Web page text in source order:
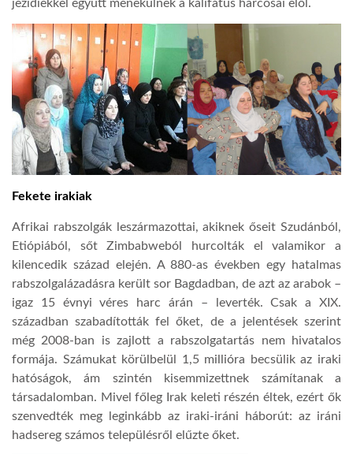
jezidiekkel együtt menekülnek a kalifátus harcosai elől.
Fekete irakiak
Afrikai rabszolgák leszármazottai, akiknek őseit Szudánból,
Etiópiából, sőt Zimbabweból hurcolták el valamikor a
kilencedik század elején. A 880-as években egy hatalmas
rabszolgalázadásra került sor Bagdadban, de azt az arabok –
igaz 15 évnyi véres harc árán – leverték. Csak a XIX.
században szabadították fel őket, de a jelentések szerint
még 2008-ban is zajlott a rabszolgatartás nem hivatalos
formája. Számukat körülbelül 1,5 millióra becsülik az iraki
hatóságok, ám szintén kisemmizettnek számítanak a
társadalomban. Mivel főleg Irak keleti részén éltek, ezért ők
szenvedték meg leginkább az iraki-iráni háborút: az iráni
hadsereg számos településről elűzte őket.